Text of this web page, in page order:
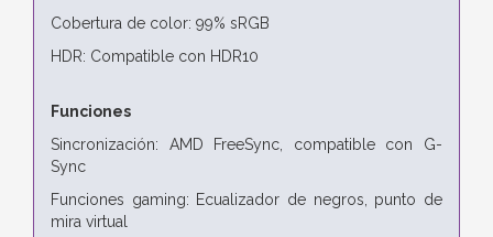
Cobertura de color: 99% sRGB
HDR: Compatible con HDR10
Funciones
Sincronización: AMD FreeSync, compatible con G-
Sync
Funciones gaming: Ecualizador de negros, punto de
mira virtual